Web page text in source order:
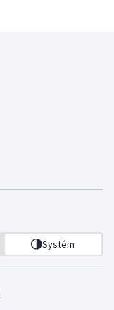
Systém